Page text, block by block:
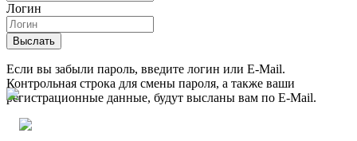
Логин
Выслать
Если вы забыли пароль, введите логин или E-Mail.
Контрольная строка для смены пароля, а также ваши
регистрационные данные, будут высланы вам по E-Mail.